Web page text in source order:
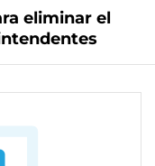
eliminar el